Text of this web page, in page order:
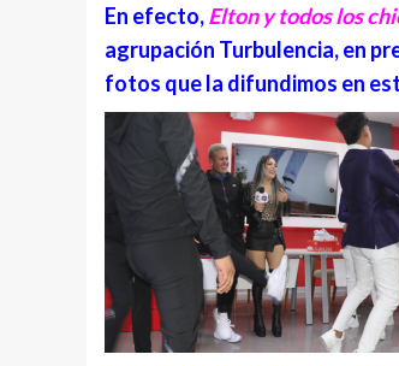
En efecto,Elton y todos los
agrupación Turbulencia, en
fotos que la difundimos en